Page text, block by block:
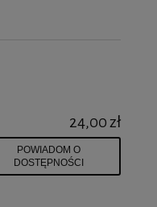
24,00 zł
POWIADOM O
DOSTĘPNOŚCI